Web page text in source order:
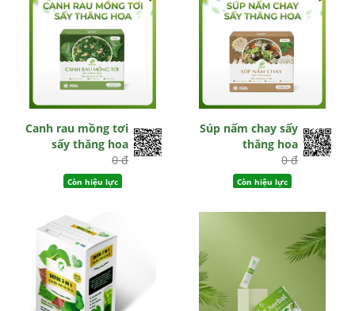
Canh rau mồng tơi
sấy thăng hoa
0 đ
Còn hiệu lực
Súp nấm chay sấy
thăng hoa
0 đ
Còn hiệu lực